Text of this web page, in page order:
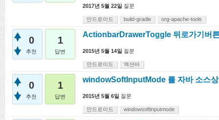
2017년 5월 22일 질문
안드로이드 build-gradle org-apache-tools
0
추천
1
답변
ActionbarDrawerToggle 뒤로가기버
2015년 5월 14일 질문
안드로이드 액션바
0
추천
1
답변
windowSoftInputMode 를 자바 소스
2015년 5월 6일 질문
안드로이드 windowsoftinputmode